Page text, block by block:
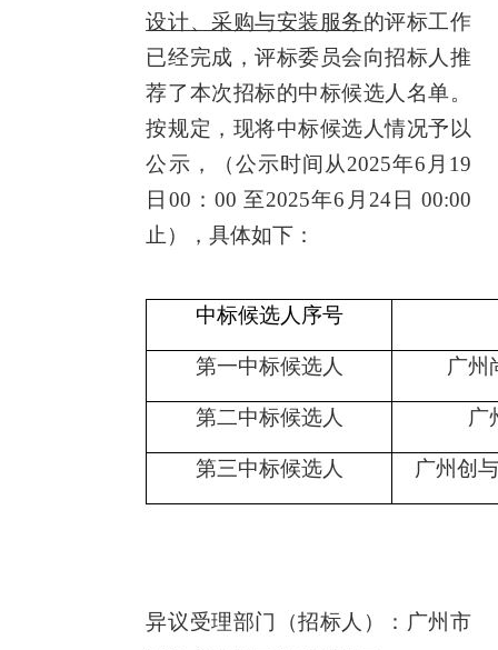
设计、采购与安装服务的评标工作
已经完成，评标委员会向招标人推
荐了本次招标的中标候选人名单。
按规定，现将中标候选人情况予以
公示，（公示时间从2025年6 月 19
日 00：00 至2025年6 月 24日 00:00
止），具体如下：
中标候选人序号
第一中标候选人 广州
第二中标候选人 广
第三中标候选人 广州创
异议受理部门（招标人）：广州市